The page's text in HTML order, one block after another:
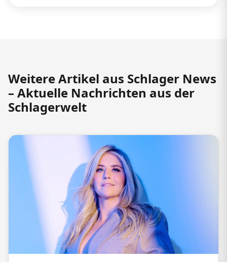
Weitere Artikel aus Schlager News
– Aktuelle Nachrichten aus der
Schlagerwelt